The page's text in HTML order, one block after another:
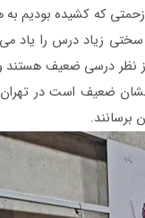
که کشیده بودیم به
زیاد درس را یاد
نظر درسی ضعیف
ضعیف است در
برسانند.